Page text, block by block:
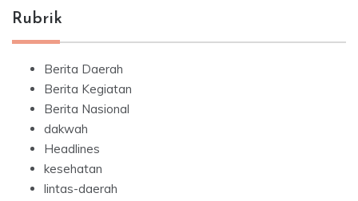
Rubrik
Berita Daerah
Berita Kegiatan
Berita Nasional
dakwah
Headlines
kesehatan
lintas-daerah